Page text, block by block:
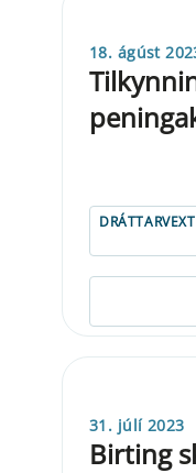
18. ágúst
31. júlí 2023
Birting